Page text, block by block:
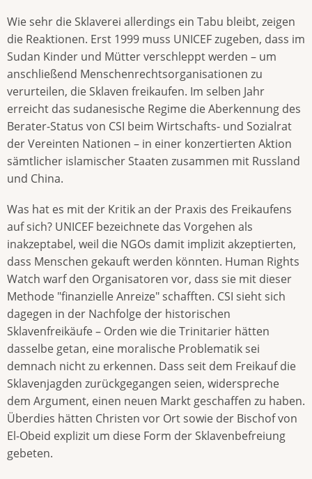
Wie sehr die Sklaverei allerdings ein Tabu bleibt, zeigen
die Reaktionen. Erst 1999 muss UNICEF zugeben, dass im
Sudan Kinder und Mütter verschleppt werden – um
anschließend Menschenrechtsorganisationen zu
verurteilen, die Sklaven freikaufen. Im selben Jahr
erreicht das sudanesische Regime die Aberkennung des
Berater-Status von CSI beim Wirtschafts- und Sozialrat
der Vereinten Nationen – in einer konzertierten Aktion
sämtlicher islamischer Staaten zusammen mit Russland
und China.
Was hat es mit der Kritik an der Praxis des Freikaufens
auf sich? UNICEF bezeichnete das Vorgehen als
inakzeptabel, weil die NGOs damit implizit akzeptierten,
dass Menschen gekauft werden könnten. Human Rights
Watch warf den Organisatoren vor, dass sie mit dieser
Methode "finanzielle Anreize" schafften. CSI sieht sich
dagegen in der Nachfolge der historischen
Sklavenfreikäufe – Orden wie die Trinitarier hätten
dasselbe getan, eine moralische Problematik sei
demnach nicht zu erkennen. Dass seit dem Freikauf die
Sklavenjagden zurückgegangen seien, widerspreche
dem Argument, einen neuen Markt geschaffen zu haben.
Überdies hätten Christen vor Ort sowie der Bischof von
El-Obeid explizit um diese Form der Sklavenbefreiung
gebeten.